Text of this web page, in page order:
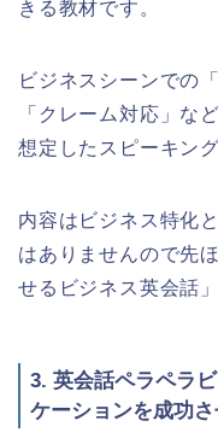
きる教材です。
ビジネスシーンでの
「クレーム対応」な
想定したスピーキン
内容はビジネス特化
はありませんので先
せるビジネス英会話
3. 英会話ペラペラ
ケーションを成功